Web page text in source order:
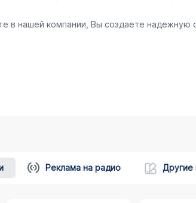
в нашей компании, Вы создаете надежную
Реклама на радио Другие